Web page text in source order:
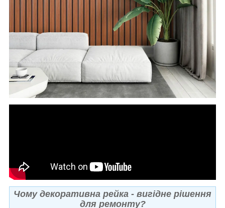
Чому декоративна рейка - вигідне рішення
для ремонту?